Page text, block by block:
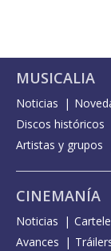
MUSICALIA
Noticias
Discos históricos
Artistas y grupos
CINEMANÍA
Noticias
Avances